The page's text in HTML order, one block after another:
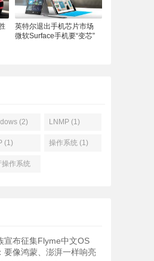
英特尔退出手机芯片市场
微软Surface手机要“变芯”
(2) LNMP (1)
(1) 操作系统 (1)
操作系统
宣布征集Flyme中文OS
要像鸿蒙、澎湃一样响亮